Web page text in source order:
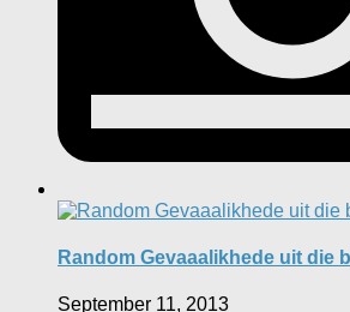
Random Gevaaalikhede uit die
September 11, 2013